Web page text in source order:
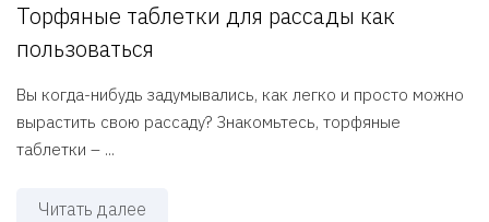
Торфяные таблетки для рассады как
пользоваться
Вы когда-нибудь задумывались, как легко и просто можно
вырастить свою рассаду? Знакомьтесь, торфяные
таблетки – ...
Читать далее